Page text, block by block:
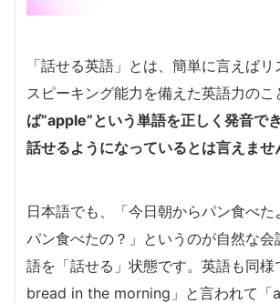
「話せる英語」とは、簡単に言えばリ
スピーキング能力を備えた英語力のこ
ば”apple”という単語を正しく発音で
話せるようになっているとは言えませ
日本語でも、「今日朝からパン食べ
パン食べたの？」というのが自然な会
語を「話せる」状態です。英語も同
bread in the morning」と言われて「